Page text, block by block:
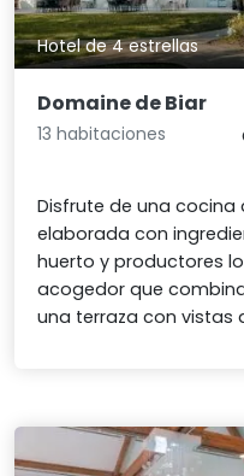
Hotel de 4 estrellas
Domaine de Biar
13 habitaciones
Disfrute de una
elaborada con
huerto y productores
acogedor que
una terraza con vistas